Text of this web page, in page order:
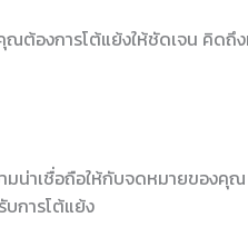
ณต้องการโต้แย้งให้ชัดเจน คิดถึ
มน่าเชื่อถือให้กับจดหมายของคุ
การโต้แย้ง